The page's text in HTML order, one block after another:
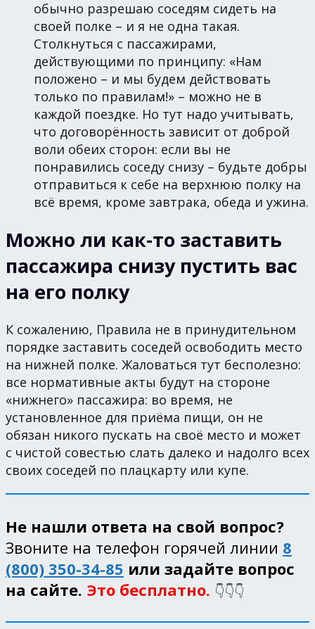
обычно разрешаю соседям сидеть на
своей полке – и я не одна такая.
Столкнуться с пассажирами,
действующими по принципу: «Нам
положено – и мы будем действовать
только по правилам!» – можно не в
каждой поездке. Но тут надо учитывать,
что договорённость зависит от доброй
воли обеих сторон: если вы не
понравились соседу снизу – будьте добры
отправиться к себе на верхнюю полку на
всё время, кроме завтрака, обеда и ужина.
Можно ли как-то заставить
пассажира снизу пустить вас
на его полку
К сожалению, Правила не в принудительном
порядке заставить соседей освободить место
на нижней полке. Жаловаться тут бесполезно:
все нормативные акты будут на стороне
«нижнего» пассажира: во время, не
установленное для приёма пищи, он не
обязан никого пускать на своё место и может
с чистой совестью слать далеко и надолго всех
своих соседей по плацкарту или купе.
Не нашли ответа на свой вопрос?
Звоните на телефон горячей линии 8
(800) 350-34-85 или задайте вопрос
на сайте. Это бесплатно. 👇👇👇